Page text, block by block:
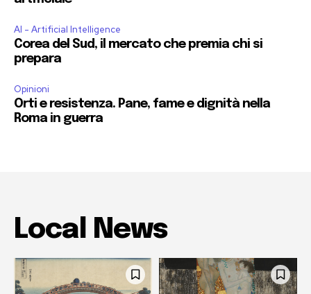
AI - Artificial Intelligence
Corea del Sud, il mercato che premia chi si
prepara
Opinioni
Orti e resistenza. Pane, fame e dignità nella
Roma in guerra
Local News